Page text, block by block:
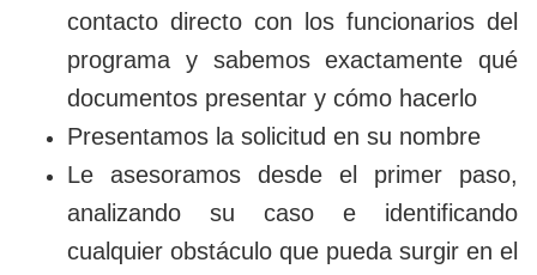
contacto directo con los funcionarios del
programa y sabemos exactamente qué
documentos presentar y cómo hacerlo
Presentamos la solicitud en su nombre
Le asesoramos desde el primer paso,
analizando su caso e identificando
cualquier obstáculo que pueda surgir en el